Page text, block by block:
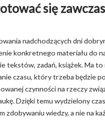
się
nadchodzących dni
konkretnego materiału do
tekstów, zadań, książek. Ma to
czasu, który trzeba będzie
czynności na rzeczy
Dzięki temu wydzielony
zdobywaniu wiedzy, a nie na